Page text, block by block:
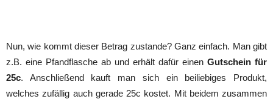
Nun, wie kommt dieser Betrag zustande? Ganz einfach. Man gibt
z.B. eine Pfandflasche ab und erhält dafür einen Gutschein für
25c. Anschließend kauft man sich ein beiliebiges Produkt,
welches zufällig auch gerade 25c kostet. Mit beidem zusammen